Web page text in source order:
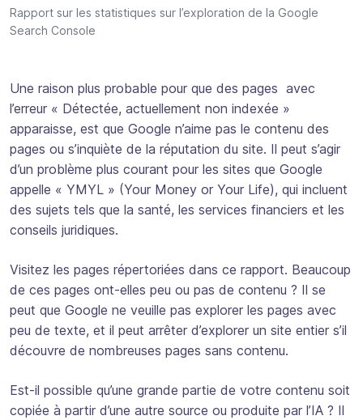
Rapport sur les statistiques sur l’exploration de la Google
Search Console
Une raison plus probable pour que des pages avec
l’erreur « Détectée, actuellement non indexée »
apparaisse, est que Google n’aime pas le contenu des
pages ou s’inquiète de la réputation du site. Il peut s’agir
d’un problème plus courant pour les sites que Google
appelle « YMYL » (Your Money or Your Life), qui incluent
des sujets tels que la santé, les services financiers et les
conseils juridiques.
Visitez les pages répertoriées dans ce rapport. Beaucoup
de ces pages ont-elles peu ou pas de contenu ? Il se
peut que Google ne veuille pas explorer les pages avec
peu de texte, et il peut arrêter d’explorer un site entier s’il
découvre de nombreuses pages sans contenu.
Est-il possible qu’une grande partie de votre contenu soit
copiée à partir d’une autre source ou produite par l’IA ? Il